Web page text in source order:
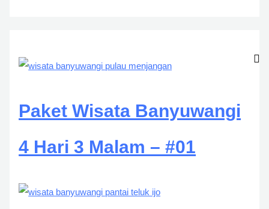
Paket Wisata Banyuwangi
4 Hari 3 Malam – #01